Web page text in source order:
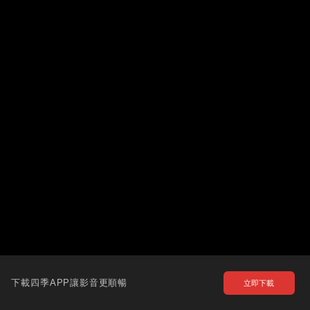
下載四季APP讓影音更順暢 立即下載